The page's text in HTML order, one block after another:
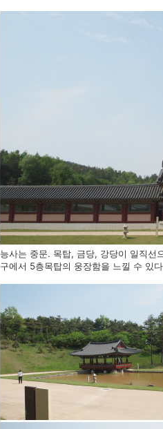
능사는 중문. 목탑, 금당, 강당이 일직선
구에서 5층목탑의 웅장함을 느낄 수 있